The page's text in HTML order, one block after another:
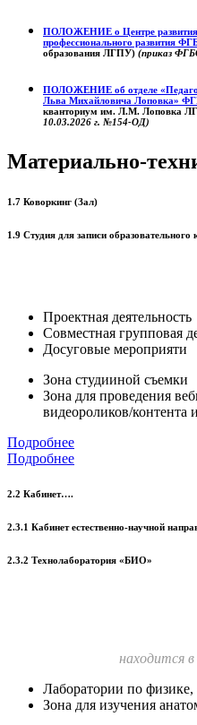
ПОЛОЖЕНИЕ о Центре
профессионального развития
образования ЛГПУ) (приказ
ПОЛОЖЕНИЕ об отделе
Льва Михайловича Лоповка»
кванториум им. Л.М. Лоповка
10.03.2026 г. №154-ОД)
Материально-
1.7 Коворкинг (Зал)
1.9 Студия для записи образовательного
Проектная деятельность
Совместная групповая
Досуговые мероприяти
Зона студииной съемки
Зона для проведения
видеороликов/контента
Подробнее
Подробнее
2.2 Кабинет….
2.3.1 Кабинет естественно-научной
2.3.2 Технолаборатория «БИО»
находится
Лаборатории по
Зона для изучения